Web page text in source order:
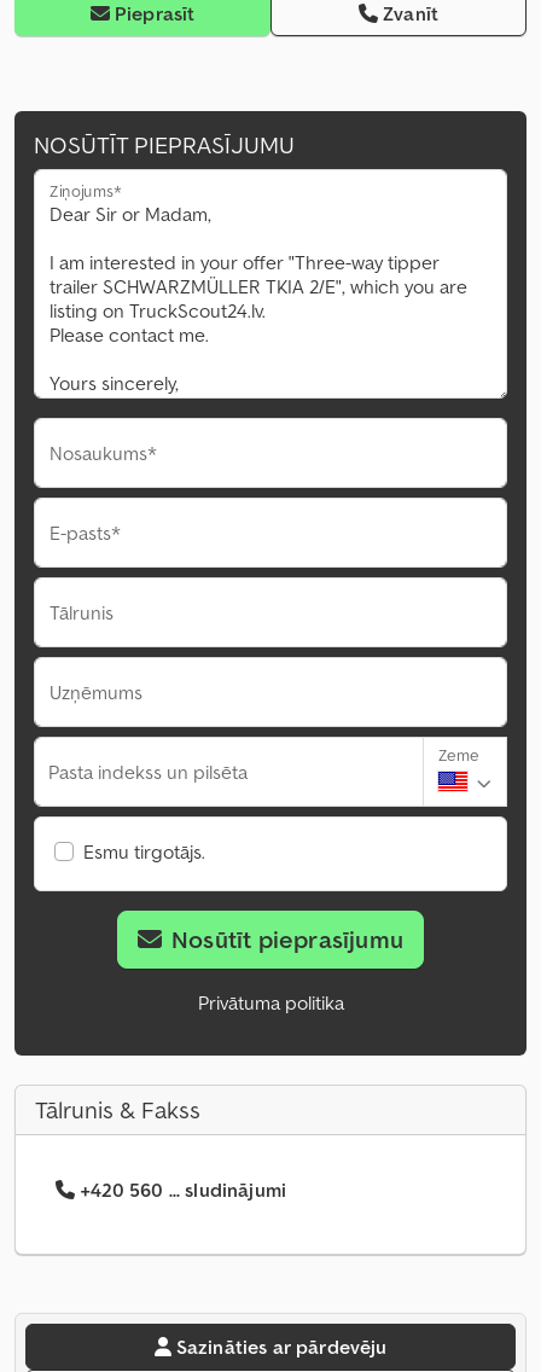
Pieprasīt Zvanīt
NOSŪTĪT PIEPRASĪJUMU
Ziņojums*
Nosaukums*
E-pasts*
Tālrunis
Uzņēmums
Pasta indekss un pilsēta
Zeme
Esmu tirgotājs.
Nosūtīt pieprasījumu
Privātuma politika
Tālrunis & Fakss
+420 560 ... sludinājumi
Sazināties ar pārdevēju